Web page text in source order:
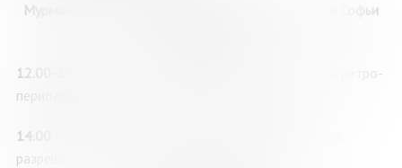
Мурманская областная научная библиотека, улица Софьи
12.00-20.00
«Пресс-поход на Арктику»: выставка ретро-
периодики об истории Кольского Севера, 12+
14.00
разрешён»: экскурсия по книгохранению, 12+